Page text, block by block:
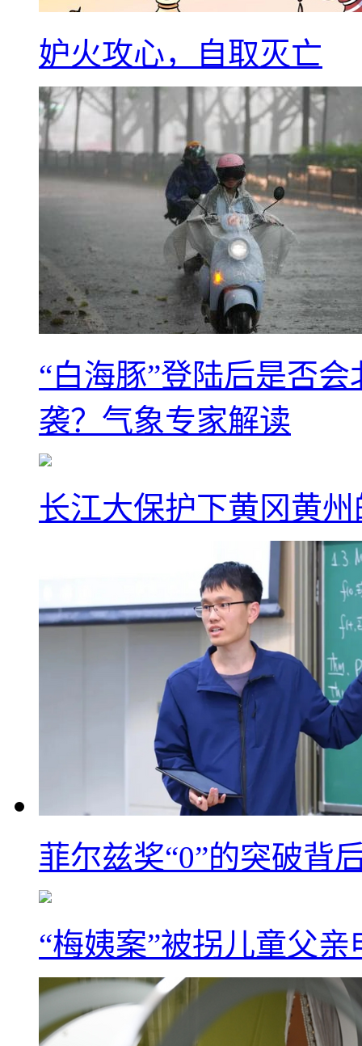
妒火攻心，自取灭亡
“白海豚”登陆后是否
袭？气象专家解读
长江大保护下黄冈黄
菲尔兹奖“0”的突破背
“梅姨案”被拐儿童父